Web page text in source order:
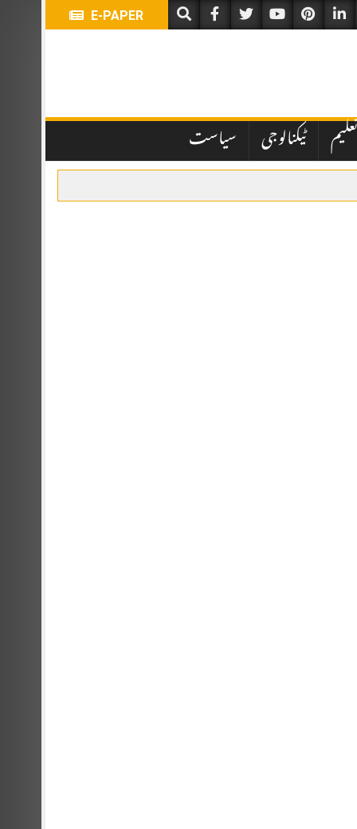
E-PAPER
تعلیم ٹیکنالوجی سیاست
اور ترک صدر رجب طیب اردوان نے شرکت کی۔